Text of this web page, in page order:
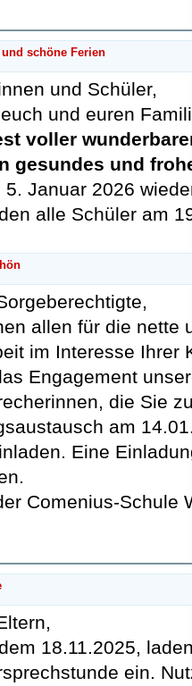
schöne Ferien
und Schüler,
und euren
voller
gesundes und
Januar 2026
alle Schüler am
allen für die nette
im Interesse Ihrer
Engagement
die Sie
am
Eine
Comenius-Schule
18.11.2025,
ein.